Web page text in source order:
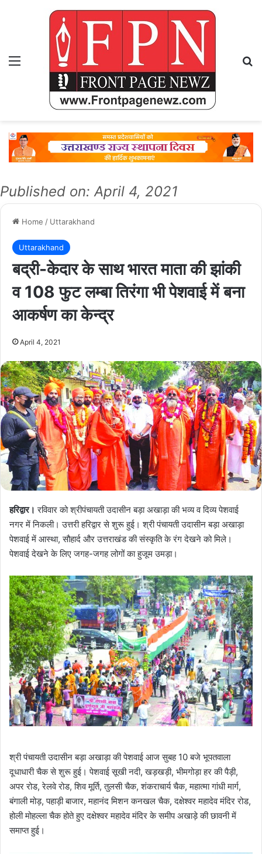
Menu
Published on: April 4, 2021
Home / Uttarakhand
Uttarakhand
बद्री-केदार के साथ भारत माता की झांकी
व 108 फुट लम्बा तिरंगा भी पेशवाई में बना
आकर्षण का केन्द्र
April 4, 2021
हरिद्वार। रविवार को श्रीपंचायती उदासीन बड़ा अखाड़ा की भव्य व दिव्य पेशवाई
नगर में निकली। उत्तरी हरिद्वार से शुरू हुई। श्री पंचायती उदासीन बड़ा अखाड़ा
पेशवाई में आस्था, सौहार्द और उत्तराखंड की संस्कृति के रंग देखने को मिले।
पेशवाई देखने के लिए जगह-जगह लोगों का हुजूम उमड़ा।
श्री पंचायती उदासीन बड़ा अखाड़ा की पेशवाई आज सुबह 10 बजे भूपतवाला
दूधाधारी चैक से शुरू हुई। पेशवाई सूखी नदी, खड़खड़ी, भीमगोड़ा हर की पैड़ी,
अपर रोड, रेलवे रोड, शिव मूर्ति, तुलसी चैक, शंकराचार्य चैक, महात्मा गांधी मार्ग,
बंगाली मोड़, पहाड़ी बाजार, महानंद मिशन कनखल चैक, दक्षेश्वर महादेव मंदिर रोड,
होली मोहल्ला चैक होते हुए दक्षेश्वर महादेव मंदिर के समीप अखाड़े की छावनी में
समाप्त हुई।